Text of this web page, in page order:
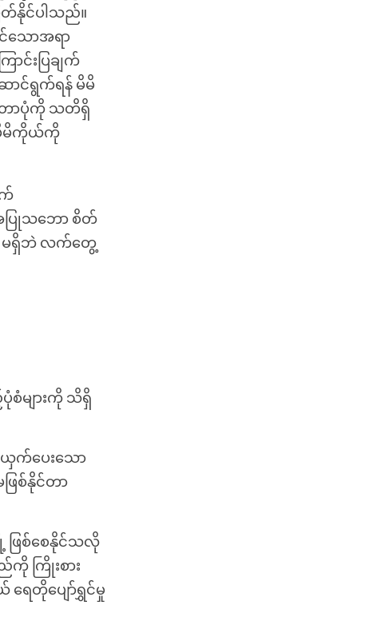
နိုင်ပါသည်။
င်သောအရာ
ာင်းပြချက်
ာင်ရွက်ရန် မိမိ
ောပုံကို သတိရှိ
မိကိုယ်ကို
က်
ပြုသဘော စိတ်
မရှိဘဲ လက်တွေ့
များကို သိရှိ
က်ပေးသော
ြစ်နိုင်တာ
ြစ်စေနိုင်သလို
ကို ကြိုးစား
ေတိုပျော်ရွှင်မှု